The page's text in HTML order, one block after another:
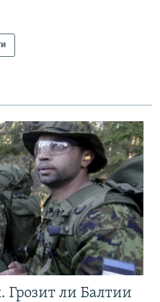
Грозит ли Балтии